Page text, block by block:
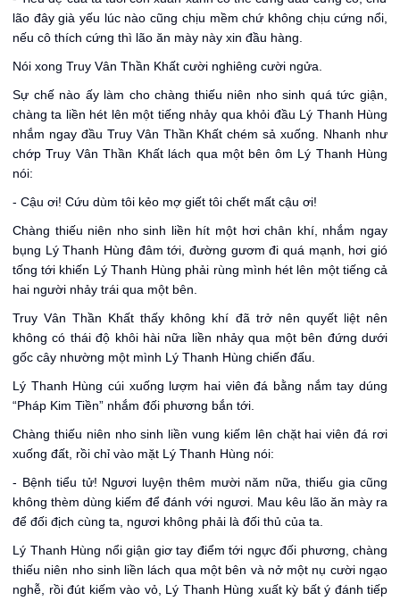
lão đây già yếu lúc nào cũng chịu mềm chứ không chịu cứng nổi,
nếu cô thích cứng thì lão ăn mày này xin đầu hàng.
Nói xong Truy Vân Thần Khất cười nghiêng cười ngửa.
Sự chế nào ấy làm cho chàng thiếu niên nho sinh quá tức giận,
chàng ta liền hét lên một tiếng nhảy qua khỏi đầu Lý Thanh Hùng
nhắm ngay đầu Truy Vân Thần Khất chém sả xuống. Nhanh như
chớp Truy Vân Thần Khất lách qua một bên ôm Lý Thanh Hùng
nói:
- Cậu ơi! Cứu dùm tôi kẻo mợ giết tôi chết mất cậu ơi!
Chàng thiếu niên nho sinh liền hít một hơi chân khí, nhắm ngay
bụng Lý Thanh Hùng đâm tới, đường gươm đi quá mạnh, hơi gió
tống tới khiến Lý Thanh Hùng phải rùng mình hét lên một tiếng cả
hai người nhảy trái qua một bên.
Truy Vân Thần Khất thấy không khí đã trở nên quyết liệt nên
không có thái độ khôi hài nữa liền nhảy qua một bên đứng dưới
gốc cây nhường một mình Lý Thanh Hùng chiến đấu.
Lý Thanh Hùng cúi xuống lượm hai viên đá bằng nắm tay dúng
“Pháp Kim Tiền” nhắm đối phương bắn tới.
Chàng thiếu niên nho sinh liền vung kiếm lên chặt hai viên đá rơi
xuống đất, rồi chỉ vào mặt Lý Thanh Hùng nói:
- Bệnh tiểu tử! Ngươi luyện thêm mười năm nữa, thiếu gia cũng
không thèm dùng kiếm để đánh với ngươi. Mau kêu lão ăn mày ra
để đối địch cùng ta, ngươi không phải là đối thủ của ta.
Lý Thanh Hùng nổi giận giơ tay điểm tới ngực đối phương, chàng
thiếu niên nho sinh liền lách qua một bên và nở một nụ cười ngạo
nghễ, rồi đút kiếm vào vỏ, Lý Thanh Hùng xuất kỳ bất ý đánh tiếp